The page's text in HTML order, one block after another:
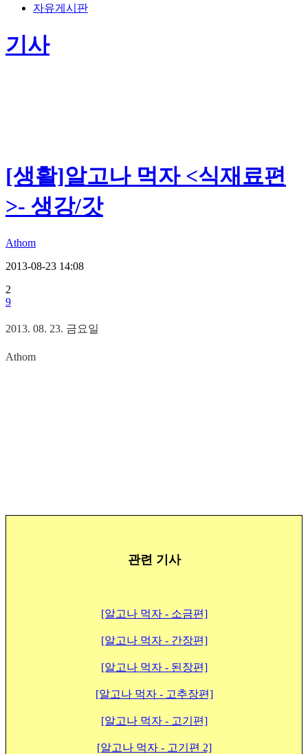
자유게시판
기사
[생활]알고나 먹자 <식재료편
>- 생강/갓
Athom
2013-08-23 14:08
2
9
2013. 08. 23. 금요일
Athom
관련 기사
[알고나 먹자 - 소금편]
[알고나 먹자 - 간장편]
[알고나 먹자 - 된장편]
[알고나 먹자 - 고추장편]
[알고나 먹자 - 고기편]
[알고나 먹자 - 고기편 2]